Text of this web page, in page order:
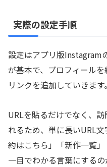
実際の設定手順
設定はアプリ版Instagram
が基本で、プロフィール
リンクを追加していきます。
URLを貼るだけでなく、
れるため、単に長いURL
約はこちら」「新作一覧
一目でわかる言葉にするの